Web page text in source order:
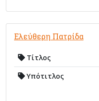
Ελεύθερη Πατρίδα
Τίτλος
Υπότιτλος